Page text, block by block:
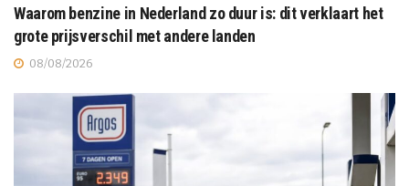
Waarom benzine in Nederland zo duur is: dit verklaart het
grote prijsverschil met andere landen
08/08/2026